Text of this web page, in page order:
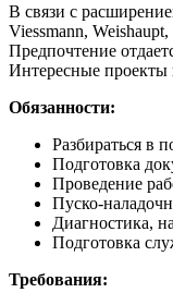
В связи с
Viessmann,
Предпочтение
Интересные проекты
Обязанности:
Разбираться в
Подготовка
Проведение
Пуско-
Диагностика,
Подготовка
Требования: